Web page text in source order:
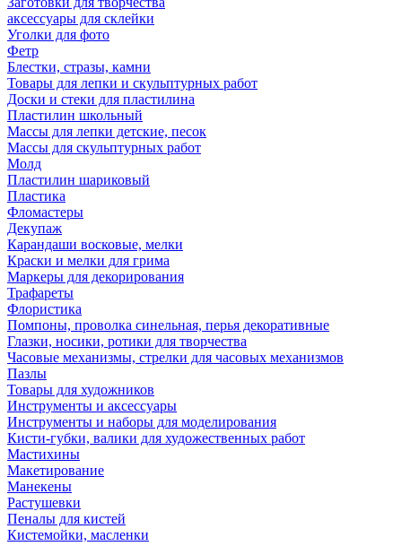
аксессуары для склейки
Уголки для фото
Фетр
Блестки, стразы, камни
Товары для лепки и скульптурных работ
Доски и стеки для пластилина
Пластилин школьный
Массы для лепки детские, песок
Массы для скульптурных работ
Молд
Пластилин шариковый
Пластика
Фломастеры
Декупаж
Карандаши восковые, мелки
Краски и мелки для грима
Маркеры для декорирования
Трафареты
Флористика
Помпоны, проволка синельная, перья декоративные
Глазки, носики, ротики для творчества
Часовые механизмы, стрелки для часовых механизмов
Пазлы
Товары для художников
Инструменты и аксессуары
Инструменты и наборы для моделирования
Кисти-губки, валики для художественных работ
Мастихины
Макетирование
Манекены
Растушевки
Пеналы для кистей
Кистемойки, масленки